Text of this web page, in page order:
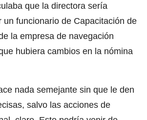
que la directora sería
un funcionario de Capacitación de
la empresa de navegación
hubiera cambios en la nómina
nada semejante sin que le den
salvo las acciones de